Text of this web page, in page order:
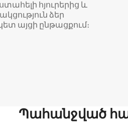
հյուրերից և
ձեր
այցի ընթացքում։
Պահանջված